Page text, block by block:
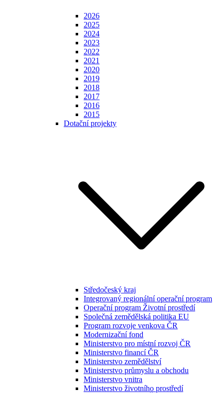
2026
2025
2024
2023
2022
2021
2020
2019
2018
2017
2016
2015
Dotační projekty
Středočeský kraj
Integrovaný regionální operační program
Operační program Životní prostředí
Společná zemědělská politika EU
Program rozvoje venkova ČR
Modernizační fond
Ministerstvo pro místní rozvoj ČR
Ministerstvo financí ČR
Ministerstvo zemědělství
Ministerstvo průmyslu a obchodu
Ministerstvo vnitra
Ministerstvo životního prostředí